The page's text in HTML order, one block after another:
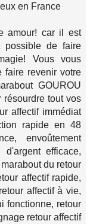
en France
amour! car il est
possible de faire
Vous vous
faire revenir votre
GOUROU
tout vos
affectif immédiat
rapide en 48
envoûtement
efficace,
du retour
affectif rapide,
affectif à vie,
fonctionne, retour
retour affectif